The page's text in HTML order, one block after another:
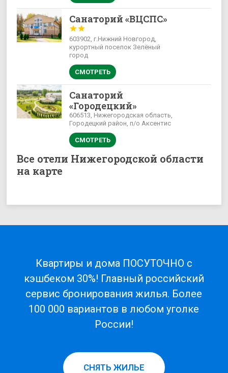
Санаторий «ВЦСПС»


603902, г.Нижний Новгород,
курортный поселок Зелёный
город
СМОТРЕТЬ
Санаторий
«Городецкий»
606513, Нижегородская область,
Городецкий район, п/о Аксентис
СМОТРЕТЬ
Все отели Нижегородской области
на карте
Квартиры и дома ПОСУТОЧНО с
кэшбеком 30%! Главный российский
сервис бронирования жилья. Более
100 000 вариантов в любом уголке
России!
СНЯТЬ ЖИЛЬЕ